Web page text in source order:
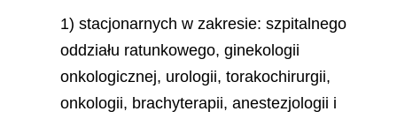
1) stacjonarnych w zakresie: szpitalnego
oddziału ratunkowego, ginekologii
onkologicznej, urologii, torakochirurgii,
onkologii, brachyterapii, anestezjologii i